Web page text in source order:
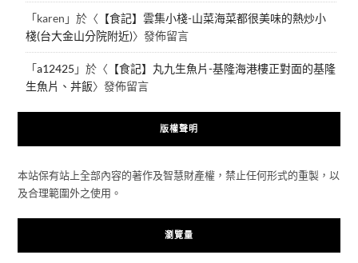
「karen 」於〈 【食記】雲集小棧-山菜海菜都很美味的熱炒小
棧(台大金山分院附近)〉發佈留言
「a12425 」於〈 【食記】丸九生魚片-基隆海港樓正對面的基隆
生魚片、丼飯〉發佈留言
版權聲明
本站保有站上全部內容的著作及智慧財產權，禁止任何形式的重製，以
及合理範圍外之使用。
瀏覽量